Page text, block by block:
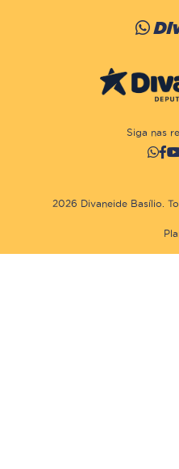
Siga nas
2026 Divaneide Basílio.